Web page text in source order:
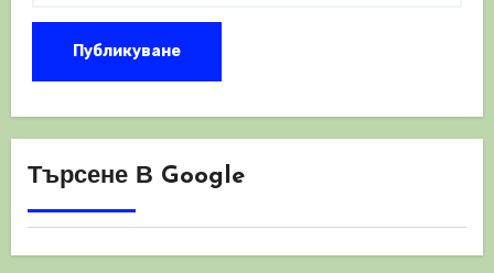
Търсене В Google